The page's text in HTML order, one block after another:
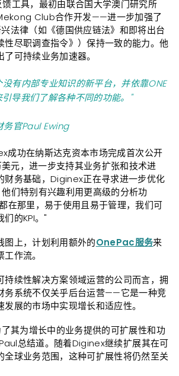
工具，最初由联合国大学澳门研究所
Club合作开发——进一步加强了
法律（如《德国供应链法》和即将出台
性尽职调查指令》）保持一致的能力。他
可持续业务加速器。
没有内部专业知识的新平台，并依靠ONE
导我们了解各种不同的功能。"
官Paul Ewing
成功在纳斯达克资本市场完成首次公开
元，进一步支持其业务扩张和技术进
财务基础，Diginex正在寻求进一步优化
们特别有兴趣利用更高级的分析功
在那里，易于使用且易于管理，我们可
的KPI。"
图上，计划利用额外的OnePac服务来
作流。
持续性解决方案领域运营的公司而言，拥
务系统不仅关乎后台运营——它是一种竞
展的市场中实现增长和适应性。
其为增长中的业务提供的可扩展性和功
总结道。随着Diginex继续扩展其在可
全球业务范围，这种可扩展性将仍然至关